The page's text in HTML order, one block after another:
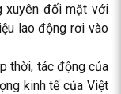
xuyên đối mặt với
lao động rơi vào
thời, tác động của
kinh tế của Việt